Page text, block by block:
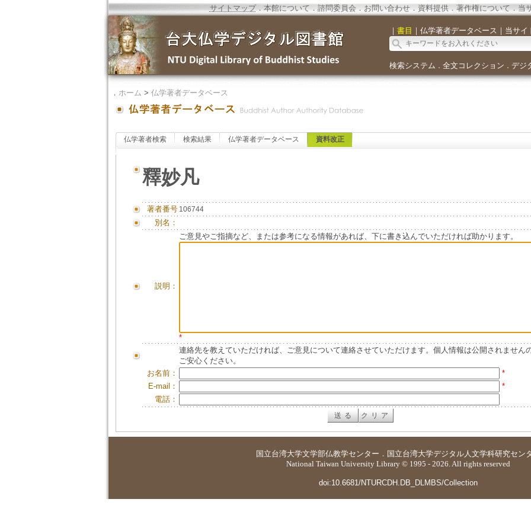
サイトマップ．本館について．諮問委員会． お問い合わせ． 資料提供．著作権について．当
｜ 書目 ｜ 仏学著者データベース ｜ 当サイ
検索システム ． 全文コレクション ． デジ
． ホーム > 仏学著者データベース
仏学著者検索 検索結果 仏学著者データベース 資料改正
釋妙凡
著者番号 106744
別名：
説明：
ご意見やご指摘など、または参考になる情報があれば、下に書き込んでいただければ助かります。
*
連絡先を教えていただければ、ご意見について連絡させていただけます。個人情報は公開されません
ご安心ください。
お名前：
*
E-mail：
*
電話：
国立台湾大学文学部仏教学センター ． 国立台湾大学デジタル人文学科研究セン
National Taiwan University Library © 1995 - 2026. All rights reserved
doi:10.6681/NTURCDH.DB_DLMBS/Collection